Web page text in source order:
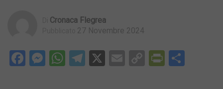
Cronaca Flegrea
27 Novembre 2024
Facebook
Messenger
WhatsApp
Telegram
X EmailCopy